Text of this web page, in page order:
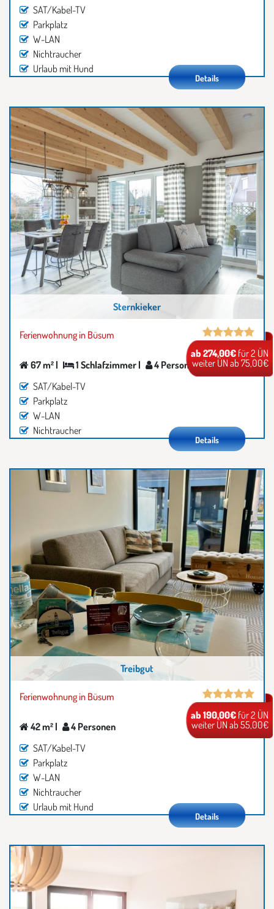
SAT/Kabel-TV
Parkplatz
W-LAN
Nichtraucher
Urlaub mit Hund
Details
Sternkieker
Ferienwohnung in Büsum
67 m² | 1 Schlafzimmer |
4 Personen
SAT/Kabel-TV
Parkplatz
W-LAN
Nichtraucher
ab 274,00€ für 2 ÜN
weiter ÜN ab 75,00€
Details
Treibgut
Ferienwohnung in Büsum
42 m² |
4 Personen
SAT/Kabel-TV
Parkplatz
W-LAN
Nichtraucher
Urlaub mit Hund
ab 190,00€ für 2 ÜN
weiter ÜN ab 55,00€
Details